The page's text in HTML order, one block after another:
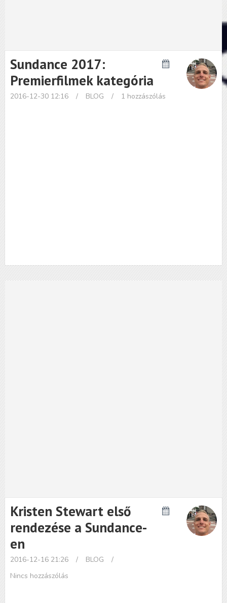
Sundance 2017:
Premierfilmek kategória
2016-12-30 12:16 / BLOG / 1 hozzászólás
Kristen Stewart első
rendezése a Sundance-
en
2016-12-16 21:26 / BLOG
/
Nincs hozzászólás